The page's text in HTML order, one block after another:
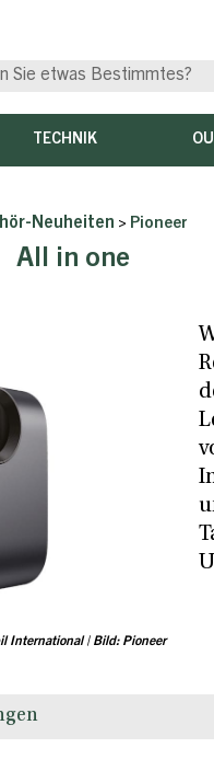
TECHNIK
Neuheiten > Pioneer
All in one
International | Bild: Pioneer